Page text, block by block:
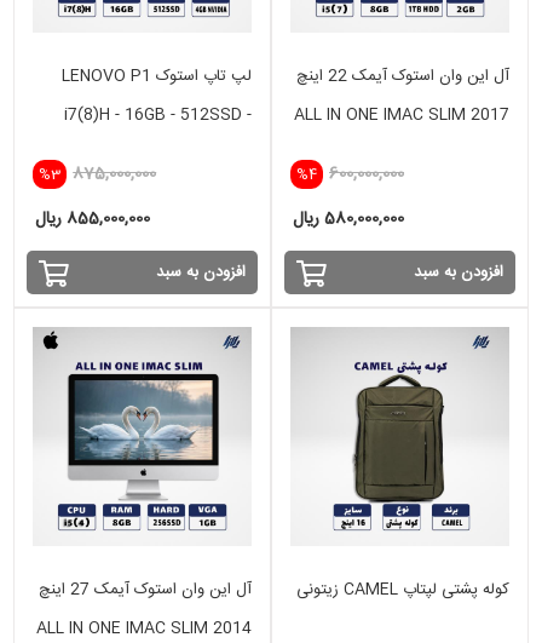
آل این وان استوک آیمک 22 اینچ
ALL IN ONE IMAC SLIM 2017
i5(7) -8GB - 1TB HDD- 2 GB
%4 600,000,000
580,000,000 ریال
افزودن به سبد
لپ تاپ استوک LENOVO P1
i7(8)H - 16GB - 512SSD -
%3 875,000,000
855,000,000 ریال
افزودن به سبد
کوله پشتی لپتاپ CAMEL زیتونی
آل این وان استوک آیمک 27 اینچ
ALL IN ONE IMAC SLIM 2014